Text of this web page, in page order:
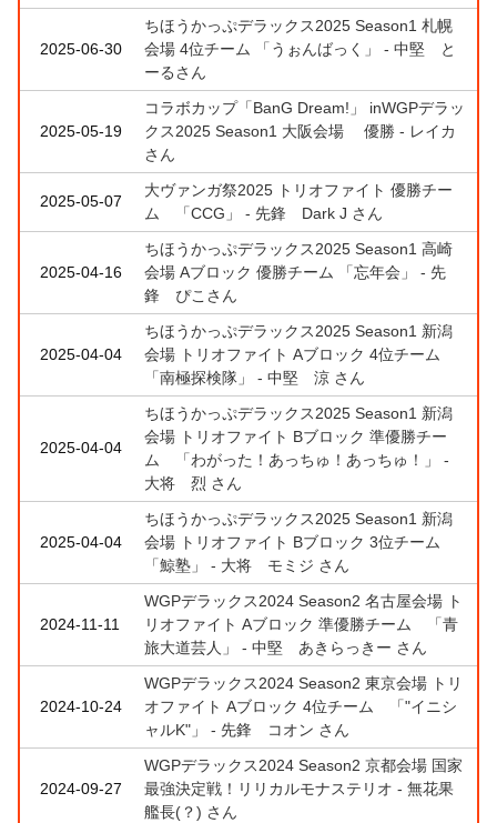
2025-06-30
ちほうかっぷデラックス2025 Season1 札幌
会場 4位チーム 「うぉんばっく」 - 中堅 と
ーるさん
2025-05-19
コラボカップ「BanG Dream!」 inWGPデラッ
クス2025 Season1 大阪会場 優勝 - レイカ
さん
2025-05-07
大ヴァンガ祭2025 トリオファイト 優勝チー
ム 「CCG」 - 先鋒 Dark J さん
2025-04-16
ちほうかっぷデラックス2025 Season1 高崎
会場 Aブロック 優勝チーム 「忘年会」 - 先
鋒 ぴこさん
2025-04-04
ちほうかっぷデラックス2025 Season1 新潟
会場 トリオファイト Aブロック 4位チーム
「南極探検隊」 - 中堅 涼 さん
2025-04-04
ちほうかっぷデラックス2025 Season1 新潟
会場 トリオファイト Bブロック 準優勝チー
ム 「わがった！あっちゅ！あっちゅ！」 -
大将 烈 さん
2025-04-04
ちほうかっぷデラックス2025 Season1 新潟
会場 トリオファイト Bブロック 3位チーム
「鯨塾」 - 大将 モミジ さん
2024-11-11
WGPデラックス2024 Season2 名古屋会場 ト
リオファイト Aブロック 準優勝チーム 「青
旅大道芸人」 - 中堅 あきらっきー さん
2024-10-24
WGPデラックス2024 Season2 東京会場 トリ
オファイト Aブロック 4位チーム 「"イニシ
ャルK"」 - 先鋒 コオン さん
2024-09-27
WGPデラックス2024 Season2 京都会場 国家
最強決定戦！リリカルモナステリオ - 無花果
艦長(？) さん